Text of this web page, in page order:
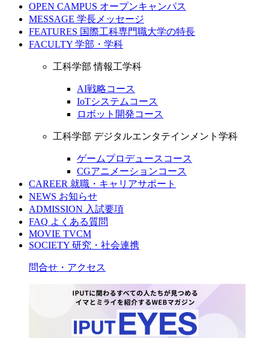
OPEN CAMPUS オープンキャンパス
MESSAGE 学長メッセージ
FEATURES 国際工科専門職大学の特長
FACULTY 学部・学科
工科学部 情報工学科
AI戦略コース
IoTシステムコース
ロボット開発コース
工科学部 デジタルエンタテインメント学科
ゲームプロデュースコース
CGアニメーションコース
CAREER 就職・キャリアサポート
NEWS お知らせ
ADMISSION 入試要項
FAQ よくある質問
MOVIE TVCM
SOCIETY 研究・社会連携
問合せ・アクセス